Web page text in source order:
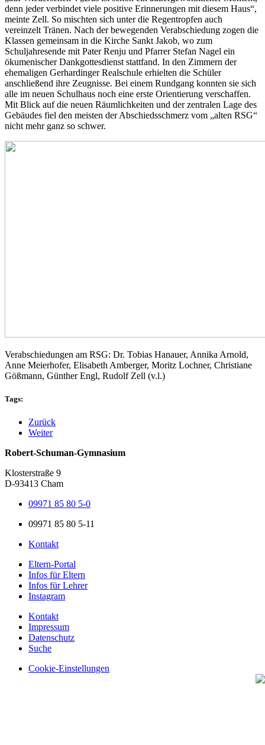
denn jeder verbindet viele positive Erinnerungen mit diesem Haus“,
meinte Zell. So mischten sich unter die Regentropfen auch
vereinzelt Tränen. Nach der bewegenden Verabschiedung zogen die
Klassen gemeinsam in die Kirche Sankt Jakob, wo zum
Schuljahresende mit Pater Renju und Pfarrer Stefan Nagel ein
ökumenischer Dankgottesdienst stattfand. In den Zimmern der
ehemaligen Gerhardinger Realschule erhielten die Schüler
anschließend ihre Zeugnisse. Bei einem Rundgang konnten sie sich
alle im neuen Schulhaus noch eine erste Orientierung verschaffen.
Mit Blick auf die neuen Räumlichkeiten und der zentralen Lage des
Gebäudes fiel den meisten der Abschiedsschmerz vom „alten RSG“
nicht mehr ganz so schwer.
Verabschiedungen am RSG: Dr. Tobias Hanauer, Annika Arnold,
Anne Meierhofer, Elisabeth Amberger, Moritz Lochner, Christiane
Gößmann, Günther Engl, Rudolf Zell (v.l.)
Tags:
Zurück
Weiter
Robert-Schuman-Gymnasium
Klosterstraße 9
D-93413 Cham
09971 85 80 5-0
09971 85 80 5-11
Kontakt
Eltern-Portal
Infos für Eltern
Infos für Lehrer
Instagram
Kontakt
Impressum
Datenschutz
Suche
Cookie-Einstellungen